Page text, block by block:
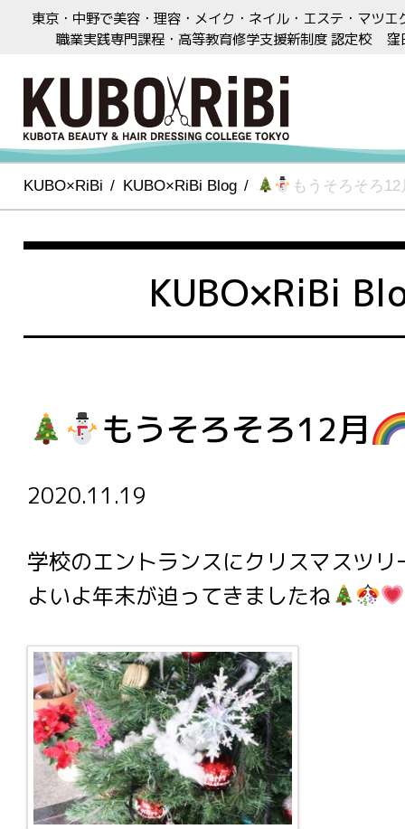
東京・中野で美容・理容・メイク・ネイル・エステ・マツエ
職業実践専門課程・高等教育修学支援新制度 認定校
窪
KUBO×RiBi KUBO×RiBi Blog もうそろそろ12
KUBO×RiBi
もうそろそろ12月
2020.11.19
学校のエントランスにクリスマスツ
よいよ年末が迫ってきましたね